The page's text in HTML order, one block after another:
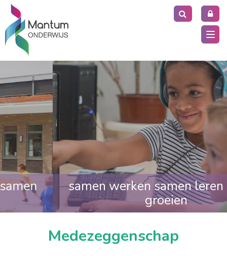
samen werken samen leren samen
groeien
Medezeggenschap